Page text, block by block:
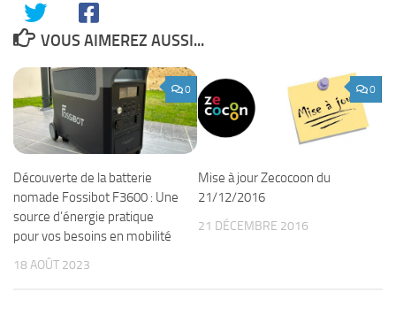
VOUS AIMEREZ AUSSI...
0
Découverte de la batterie
nomade Fossibot F3600 : Une
source d’énergie pratique
pour vos besoins en mobilité
18 AOÛT 2023
0
Mise à jour Zecocoon du
21/12/2016
21 DÉCEMBRE 2016